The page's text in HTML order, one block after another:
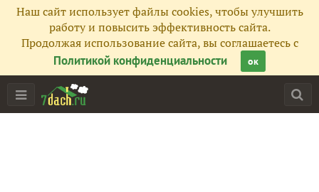
Наш сайт использует файлы cookies, чтобы улучшить
работу и повысить эффективность сайта.
Продолжая использование сайта, вы соглашаетесь с
Политикой конфиденциальности
ок